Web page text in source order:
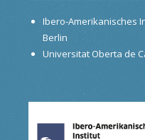
Ibero-Amerikanisches
Berlin
Universitat Oberta de